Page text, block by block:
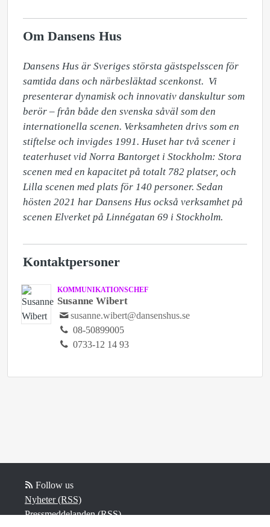
Om Dansens Hus
Dansens Hus är Sveriges största gästspelsscen för
samtida dans och närbesläktad scenkonst.  Vi
presenterar dynamisk och innovativ danskultur som
berör – från både den svenska såväl som den
internationella scenen. Verksamheten drivs som en
stiftelse och invigdes 1991. Huset har två scener i
teaterhuset vid Norra Bantorget i Stockholm: Stora
scenen med en kapacitet på totalt 782 platser, och
Lilla scenen med plats för 140 personer. Sedan
hösten 2021 har Dansens Hus också verksamhet på
scenen Elverket på Linnégatan 69 i Stockholm.
Kontaktpersoner
KOMMUNIKATIONSCHEF
Susanne Wibert
susanne.wibert@dansenshus.se
08-50899005
0733-12 14 93
Follow us
Nyheter (RSS)
Pressmeddelanden (RSS)